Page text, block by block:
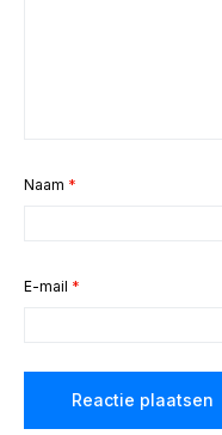
Naam *
E-mail *